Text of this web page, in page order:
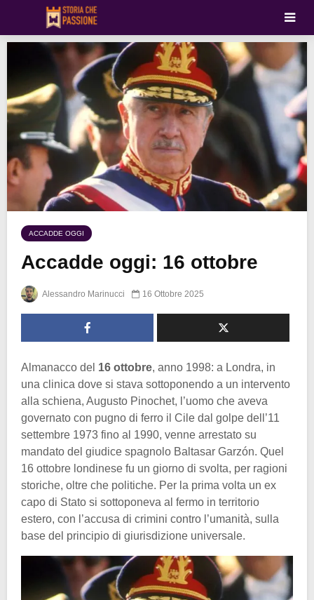
ACCADDE OGGI
Accadde oggi: 16 ottobre
Alessandro Marinucci 16 Ottobre 2025
Almanacco del 16 ottobre, anno 1998: a Londra, in
una clinica dove si stava sottoponendo a un intervento
alla schiena, Augusto Pinochet, l’uomo che aveva
governato con pugno di ferro il Cile dal golpe dell’11
settembre 1973 fino al 1990, venne arrestato su
mandato del giudice spagnolo Baltasar Garzón. Quel
16 ottobre londinese fu un giorno di svolta, per ragioni
storiche, oltre che politiche. Per la prima volta un ex
capo di Stato si sottoponeva al fermo in territorio
estero, con l’accusa di crimini contro l’umanità, sulla
base del principio di giurisdizione universale.